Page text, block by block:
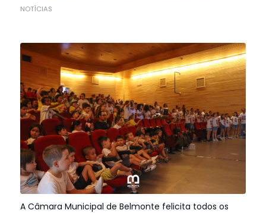
NOTÍCIAS
A Câmara Municipal de Belmonte felicita todos os